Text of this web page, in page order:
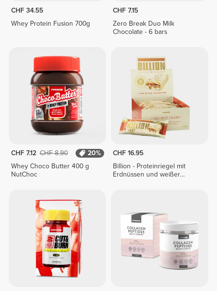
CHF 34.55
Whey Protein Fusion 700g
CHF 7.15
Zero Break Duo Milk
Chocolate - 6 bars
CHF 7.12 CHF 8.90
20%
Whey Choco Butter 400 g
NutChoc
CHF 16.95
Billion - Proteinriegel mit
Erdnüssen und weißer